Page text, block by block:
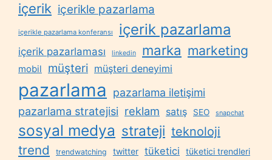
içerik içerikle pazarlama
içerikle pazarlama konferansı içerik pazarlama
içerik pazarlaması linkedin marka marketing
mobil müşteri müşteri deneyimi
pazarlama
pazarlama iletişimi
pazarlama stratejisi reklam satış SEO snapchat
sosyal medya strateji teknoloji
trend trendwatching twitter tüketici tüketici trendleri